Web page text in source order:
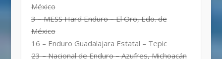
México
3 – MESS Hard Enduro – El Oro, Edo. de
México
16 – Enduro Guadalajara Estatal – Tepic
23 – Nacional de Enduro – Azufres, Michoacán